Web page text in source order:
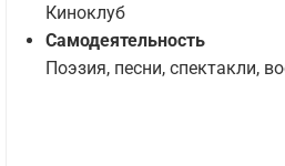
Киноклуб
Самодеятельность
Поэзия, песни, спектакли,